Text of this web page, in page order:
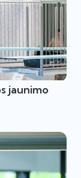
jaunimo